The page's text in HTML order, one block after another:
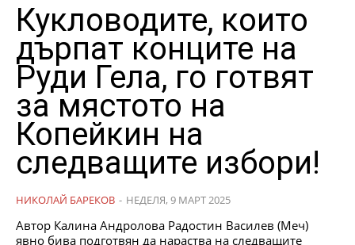
Кукловодите, които
дърпат конците на
Руди Гела, го готвят
за мястото на
Копейкин на
следващите избори!
НИКОЛАЙ БАРЕКОВ - НЕДЕЛЯ, 9 МАРТ 2025
Автор Калина Андролова Радостин Василев (Меч)
явно бива подготвян да нараства на следващите